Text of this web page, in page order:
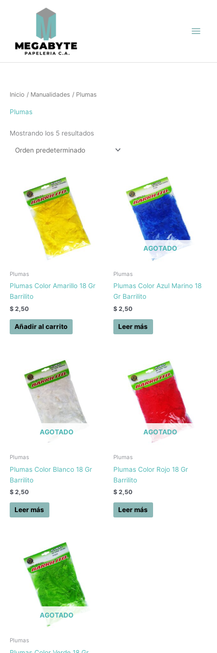
Inicio / Manualidades / Plumas
Plumas
Mostrando los 5 resultados
Plumas
Plumas Color Amarillo 18 Gr
Barrilito
$ 2,50
Añadir al carrito
AGOTADO
Plumas
Plumas Color Azul Marino 18
Gr Barrilito
$ 2,50
Leer más
AGOTADO
Plumas
Plumas Color Blanco 18 Gr
Barrilito
$ 2,50
Leer más
AGOTADO
Plumas
Plumas Color Rojo 18 Gr
Barrilito
$ 2,50
Leer más
AGOTADO
Plumas